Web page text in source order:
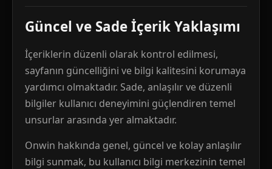
Güncel ve Sade İçerik Yaklaşımı
İçeriklerin düzenli olarak kontrol edilmesi,
sayfanın güncelliğini ve bilgi kalitesini korumaya
yardımcı olmaktadır. Sade, anlaşılır ve düzenli
bilgiler kullanıcı deneyimini güçlendiren temel
unsurlar arasında yer almaktadır.
Onwin hakkında genel, güncel ve kolay anlaşılır
bilgi sunmak, bu kullanıcı bilgi merkezinin temel